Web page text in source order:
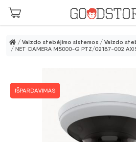
Pereiti prie pagrindinio turinio
/ Vaizdo stebėjimo sistemos / Vaizdo
/ NET CAMERA M5000-G PTZ/02187-002
IŠPARDAVIMAS